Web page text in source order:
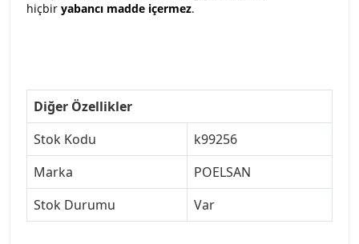
hiçbir yabancı madde içermez.
Diğer Özellikler
Stok Kodu
k99256
Marka
POELSAN
Stok Durumu
Var